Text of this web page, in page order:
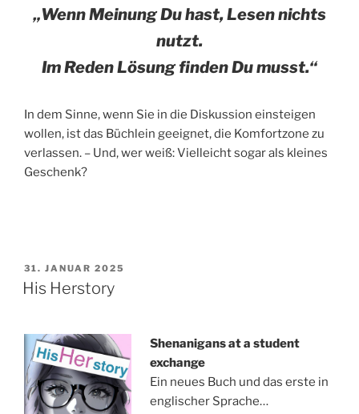
„Wenn Meinung Du hast, Lesen nichts
nutzt.
Im Reden Lösung finden Du musst.“
In dem Sinne, wenn Sie in die Diskussion einsteigen
wollen, ist das Büchlein geeignet, die Komfortzone zu
verlassen. – Und, wer weiß: Vielleicht sogar als kleines
Geschenk?
VERÖFFENTLICHT
AM
31. JANUAR 2025
His Herstory
Shenanigans at a student
exchange
Ein neues Buch und das erste in
englischer Sprache…